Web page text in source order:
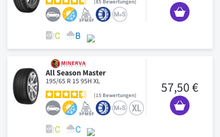
85 Bewertungen
All Season Master
195/65 R 15 95H XL
15 Bewertungen 57,50 €